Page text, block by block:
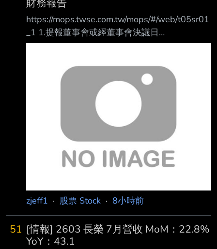
財務報告
https://mops.twse.com.tw/mops/#/web/t05sr01
_1 1.提報董事會或經董事會決議日
期:115/08/07 2.審計委員會通過日期:115/08/07
(XXX/XX/XX~XXX/XX/XX):115/01/01~115/06/
30 4.1月1日累計至本期止營業收入(仟
元):220,979 5.1月1日累計至本期止營業毛利(毛
損) (仟元):172,985 6.1月1日累計至本期止營業
利益(損失) (仟元):(10,5
zjeff1 · 股票 Stock · 8小時前
51 [情報] 2603 長榮 7月營收 MoM：22.8%
YoY：43.1